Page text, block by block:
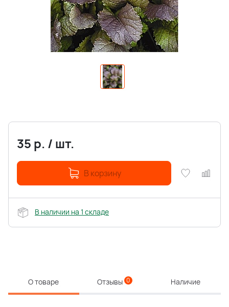
35 р. / шт.
В корзину
В наличии на 1 складе
О товаре Отзывы 0 Наличие